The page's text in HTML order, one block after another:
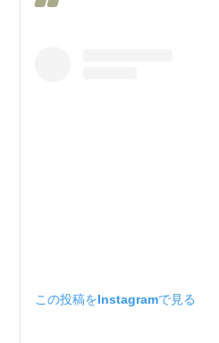
この投稿をInstagramで見る